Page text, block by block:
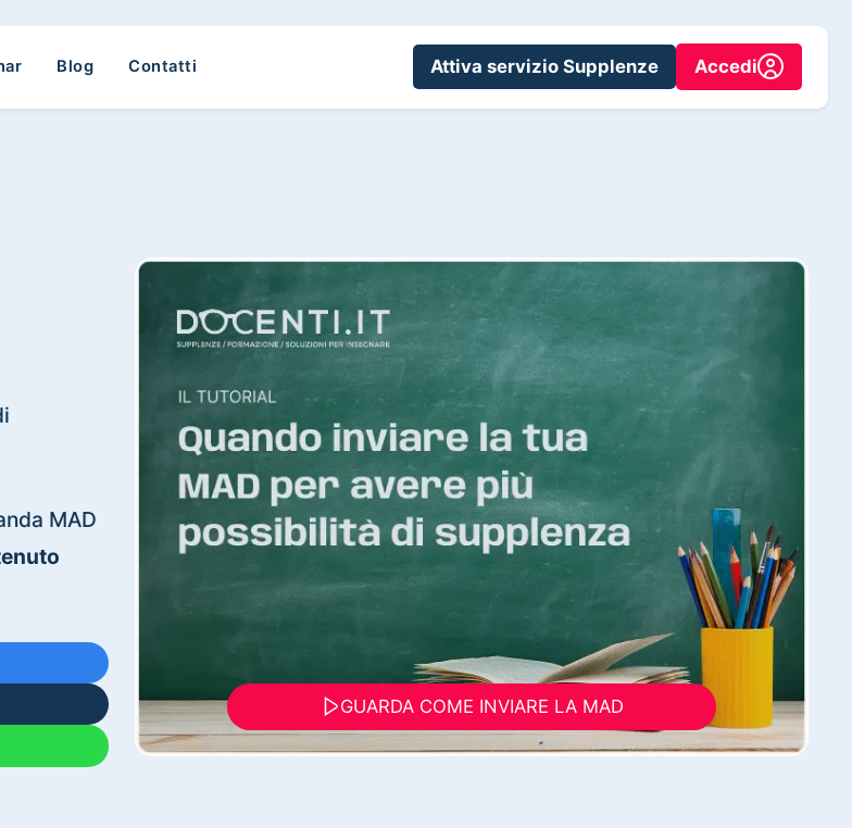
Blog Contatti Attiva servizio Supplenze Accedi
MAD
GUARDA COME INVIARE LA MAD